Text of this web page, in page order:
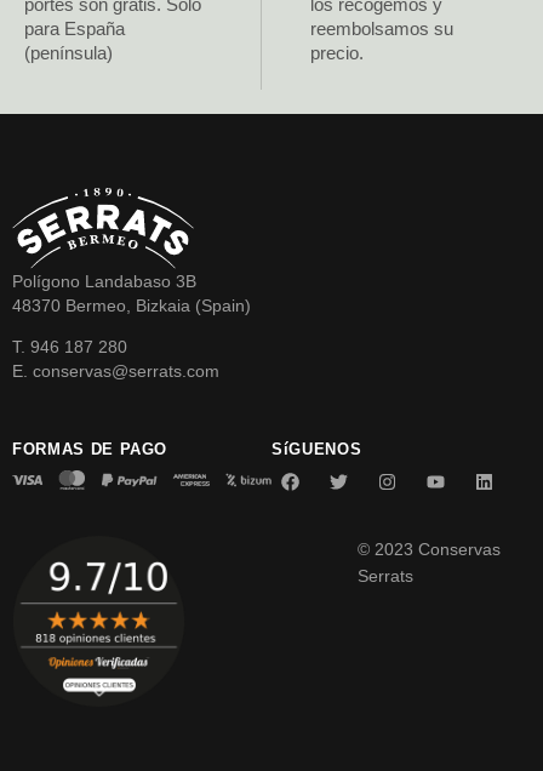
portes son gratis. Solo
para España
(península)
los recogemos y
reembolsamos su
precio.
Polígono Landabaso 3B
48370 Bermeo, Bizkaia (Spain)
T. 946 187 280
E. conservas@serrats.com
FORMAS DE PAGO SíGUENOS
© 2023 Conservas
Serrats